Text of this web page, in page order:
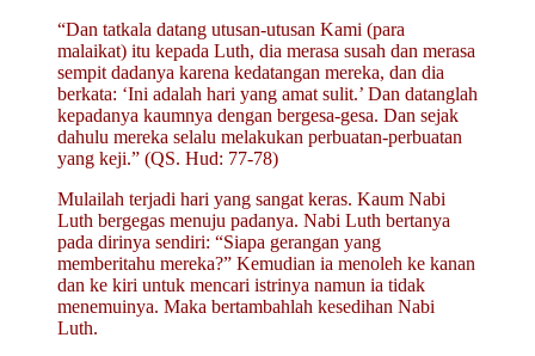
“Dan tatkala datang utusan-utusan Kami (para
malaikat) itu kepada Luth, dia merasa susah dan merasa
sempit dadanya karena kedatangan mereka, dan dia
berkata: ‘Ini adalah hari yang amat sulit.’ Dan datanglah
kepadanya kaumnya dengan bergesa-gesa. Dan sejak
dahulu mereka selalu melakukan perbuatan-perbuatan
yang keji.” (QS. Hud: 77-78)
Mulailah terjadi hari yang sangat keras. Kaum Nabi
Luth bergegas menuju padanya. Nabi Luth bertanya
pada dirinya sendiri: “Siapa gerangan yang
memberitahu mereka?” Kemudian ia menoleh ke kanan
dan ke kiri untuk mencari istrinya namun ia tidak
menemuinya. Maka bertambahlah kesedihan Nabi
Luth.